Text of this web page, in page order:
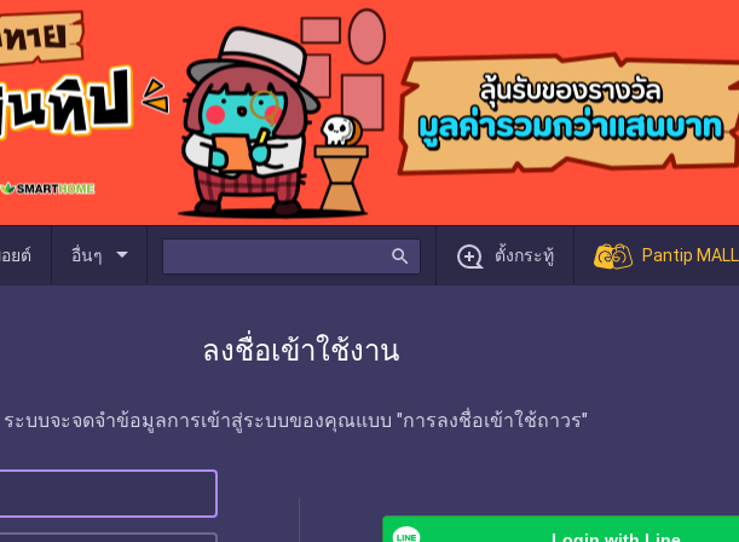
ยต์ อื่นๆ arrow_drop_down search ตั้งกระทู้ Pantip MALL
ลงชื่อเข้าใช้งาน
ระบบจะจดจำข้อมูลการเข้าสู่ระบบของคุณแบบ "การลงชื่อเข้าใช้ถาวร"